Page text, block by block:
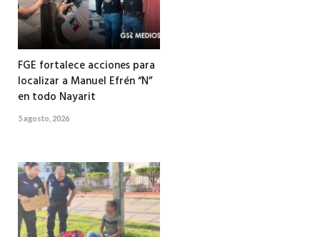
FGE fortalece acciones para
localizar a Manuel Efrén “N”
en todo Nayarit
5 agosto, 2026